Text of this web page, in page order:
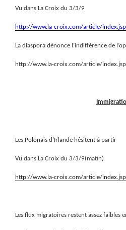
Vu dans La Croix du 3/3/9
http://www.la-croix.com/article/
La diaspora dénonce l’indifférence de
http://www.la-croix.com/article/
Les Polonais d’Irlande hésitent à partir
Vu dans La Croix du 3/3/9(matin)
http://www.la-croix.com/article/
Les flux migratoires restent assez faibles